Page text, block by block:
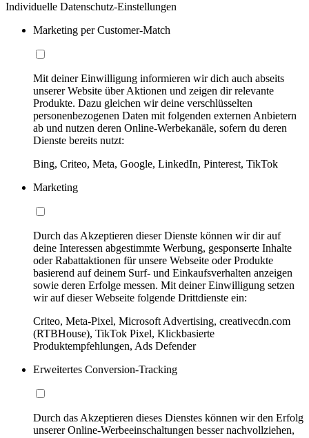
Individuelle Datenschutz-Einstellungen
Marketing per Customer-Match
Mit deiner Einwilligung informieren wir dich auch abseits
unserer Website über Aktionen und zeigen dir relevante
Produkte. Dazu gleichen wir deine verschlüsselten
personenbezogenen Daten mit folgenden externen Anbietern
ab und nutzen deren Online-Werbekanäle, sofern du deren
Dienste bereits nutzt:
Bing, Criteo, Meta, Google, LinkedIn, Pinterest, TikTok
Marketing
Durch das Akzeptieren dieser Dienste können wir dir auf
deine Interessen abgestimmte Werbung, gesponserte Inhalte
oder Rabattaktionen für unsere Webseite oder Produkte
basierend auf deinem Surf- und Einkaufsverhalten anzeigen
sowie deren Erfolge messen. Mit deiner Einwilligung setzen
wir auf dieser Webseite folgende Drittdienste ein:
Criteo, Meta-Pixel, Microsoft Advertising, creativecdn.com
(RTBHouse), TikTok Pixel, Klickbasierte
Produktempfehlungen, Ads Defender
Erweitertes Conversion-Tracking
Durch das Akzeptieren dieses Dienstes können wir den Erfolg
unserer Online-Werbeeinschaltungen besser nachvollziehen,